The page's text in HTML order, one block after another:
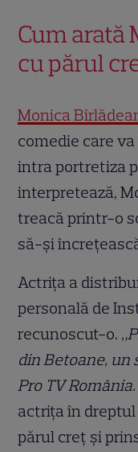
Cum arată
cu părul
Monica
comedie care va
intra portretiza
interpretează,
treacă printr-o
să-și
Actrița a
personală de
recunoscut-o.
din Betoane, un
Pro TV
actrița în
părul creț și